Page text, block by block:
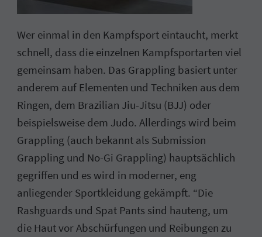
Wer einmal in den Kampfsport eintaucht, merkt
schnell, dass die einzelnen Kampfsportarten viel
gemeinsam haben. Das Grappling basiert unter
anderem auf Elementen und Techniken aus dem
Ringen, dem Brazilian Jiu-Jitsu (BJJ) oder
beispielsweise dem Judo. Allerdings wird beim
Grappling (auch bekannt als Submission
Grappling und No-Gi Grappling) hauptsächlich
gegriffen und es wird in moderner, eng
anliegender Sportkleidung gekämpft. “Die
Rashguards und Spat Pants sind hauteng, um
die Haut vor Abschürfungen und Reibungen zu